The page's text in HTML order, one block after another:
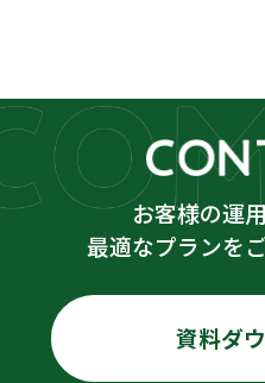
お客様の運
最適なプランを
資料ダ